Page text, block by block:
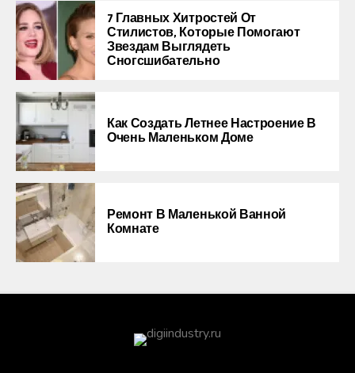
7 Главных Хитростей От
Стилистов, Которые Помогают
Звездам Выглядеть
Сногсшибательно
Как Создать Летнее Настроение В
Очень Маленьком Доме
Ремонт В Маленькой Ванной
Комнате